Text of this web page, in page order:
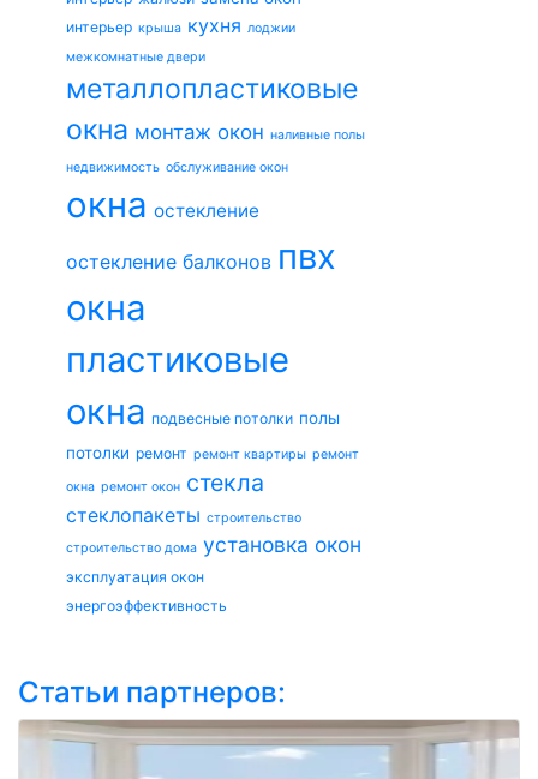
интерьер крыша кухня лоджии
межкомнатные двери
металлопластиковые
окна монтаж окон наливные полы
недвижимость обслуживание окон
окна остекление
остекление балконов пвх
окна
пластиковые
окна подвесные потолки полы
потолки ремонт ремонт квартиры ремонт
окна ремонт окон стекла
стеклопакеты строительство
строительство дома установка окон
эксплуатация окон
энергоэффективность
Статьи партнеров: